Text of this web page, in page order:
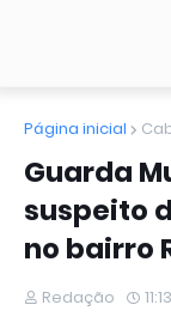
Página inicial
Guarda
suspeito
no bairro
Redação 11:13